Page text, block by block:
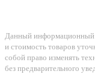
Данный информационный
и стоимость товаров
собой право изменять
без предварительного